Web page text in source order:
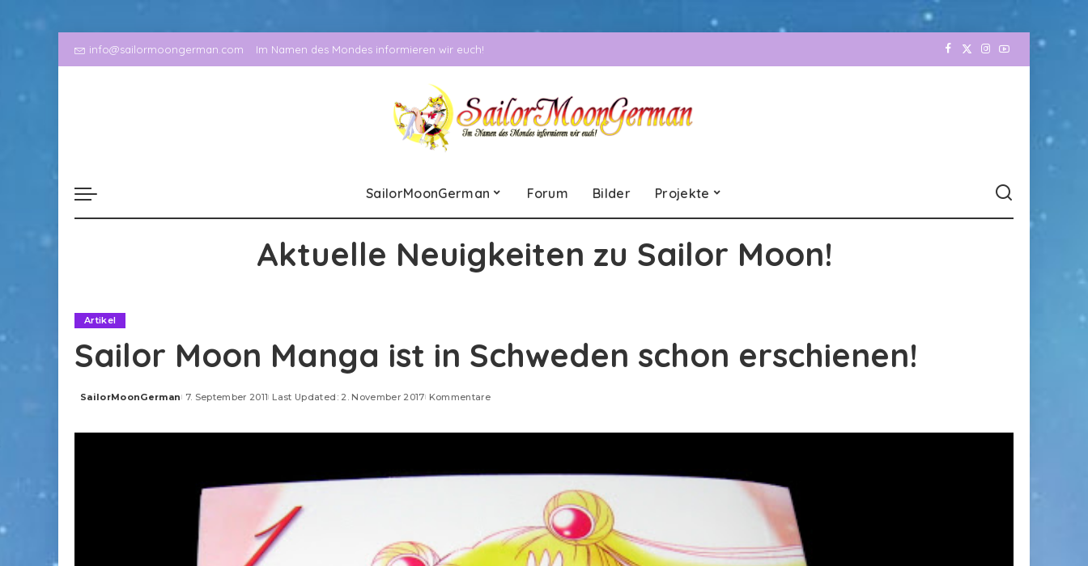
info@sailormoongerman.com Im Namen des Mondes informieren wir euch!
SailorMoonGerman Forum Bilder Projekte
Aktuelle Neuigkeiten zu Sailor Moon!
Artikel
Sailor Moon Manga ist in Schweden schon erschienen!
Posted
SailorMoonGerman 7. September 2011 Last Updated: 2. November 2017 Kommentare